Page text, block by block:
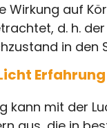
auf
d. h.
in den
kann mit der